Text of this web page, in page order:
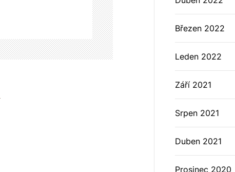
Březen 2022
Leden 2022
Září 2021
Srpen 2021
Duben 2021
Prosinec 2020